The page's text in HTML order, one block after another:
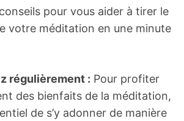
pour vous aider à tirer le
votre méditation en une minute
régulièrement : Pour profiter
des bienfaits de la méditation,
de s’y adonner de manière